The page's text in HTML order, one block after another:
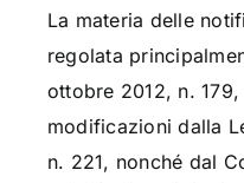
La materia delle
regolata
ottobre 2012, n.
modificazioni dalla
n. 221, nonché dal